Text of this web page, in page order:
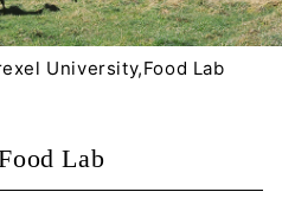
University,Food Lab
Lab